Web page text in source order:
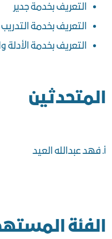
التعريف بخدمة جدير
التعريف بخدمة التدريب
التعريف بخدمة الأدلة
المتحدثين
أ. فهد عبدالله العيد
الفئة